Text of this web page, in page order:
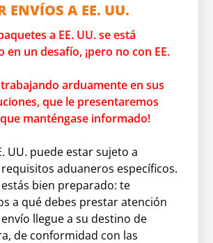
ENVÍOS A EE. UU.
a EE. UU. se está
un desafío, ¡pero no con EE.
arduamente en sus
que le presentaremos
manténgase informado!
UU. puede estar sujeto a
aduaneros específicos.
estás bien preparado: te
a qué debes prestar atención
llegue a su destino de
de conformidad con las